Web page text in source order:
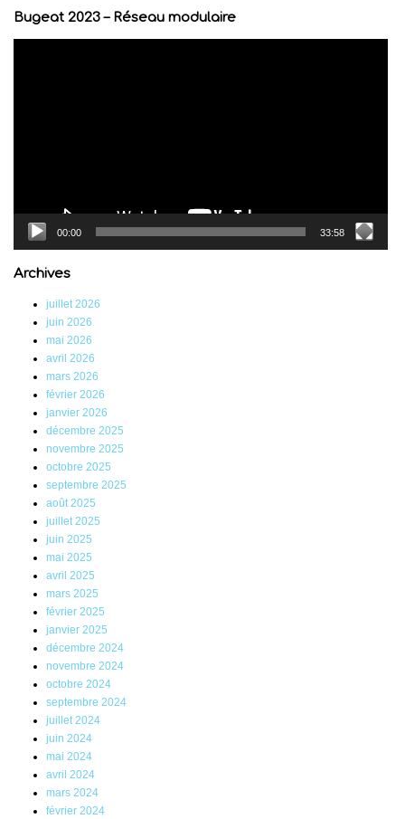
Bugeat 2023 – Réseau modulaire
00:00 33:58
Archives
juillet 2026
juin 2026
mai 2026
avril 2026
mars 2026
février 2026
janvier 2026
décembre 2025
novembre 2025
octobre 2025
septembre 2025
août 2025
juillet 2025
juin 2025
mai 2025
avril 2025
mars 2025
février 2025
janvier 2025
décembre 2024
novembre 2024
octobre 2024
septembre 2024
juillet 2024
juin 2024
mai 2024
avril 2024
mars 2024
février 2024